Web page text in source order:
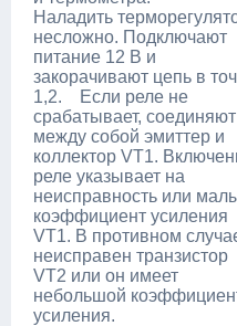
Наладить
несложно. Подключают
питание 12 В и
закорачивают цепь в
1,2. Если реле не
срабатывает, соединяют
между собой эмиттер и
коллектор VT1.
реле указывает на
неисправность или
коэффициент усиления
VT1. В противном
неисправен транзистор
VT2 или он имеет
небольшой
усиления.